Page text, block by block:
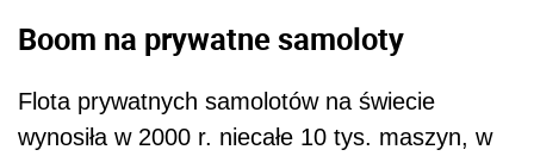
Boom na prywatne samoloty
Flota prywatnych samolotów na świecie
wynosiła w 2000 r. niecałe 10 tys. maszyn, w